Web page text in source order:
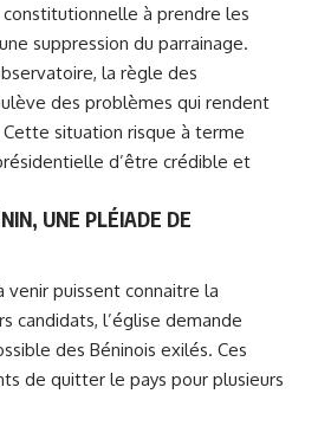
à prendre les
suppression du parrainage.
la règle des
des problèmes qui rendent
situation risque à terme
d’être crédible et
UNE PLÉIADE DE
venir puissent connaitre la
candidats, l’église demande
des Béninois exilés. Ces
de quitter le pays pour plusieurs